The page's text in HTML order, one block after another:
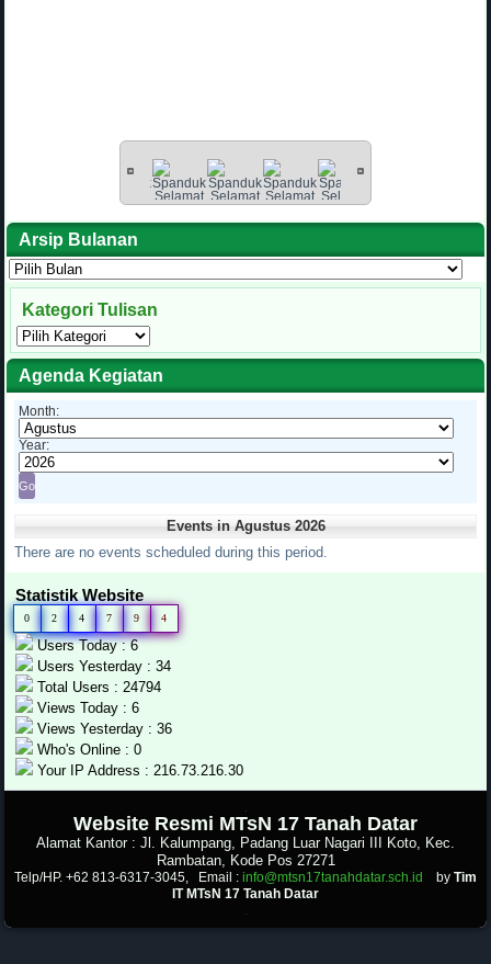
Arsip Bulanan
Arsip
Bulanan
Kategori Tulisan
Kategori
Tulisan
Agenda Kegiatan
Month:
Year:
Events in Agustus 2026
There are no events scheduled during this period.
Statistik Website
0 2 4 7 9 4
Users Today : 6
Users Yesterday : 34
Total Users : 24794
Views Today : 6
Views Yesterday : 36
Who's Online : 0
Your IP Address : 216.73.216.30
Website Resmi MTsN 17 Tanah Datar
Alamat Kantor : Jl. Kalumpang, Padang Luar Nagari III Koto, Kec.
Rambatan, Kode Pos 27271
Telp/HP. +62 813-6317-3045, Email : info@mtsn17tanahdatar.sch.id by Tim
IT MTsN 17 Tanah Datar